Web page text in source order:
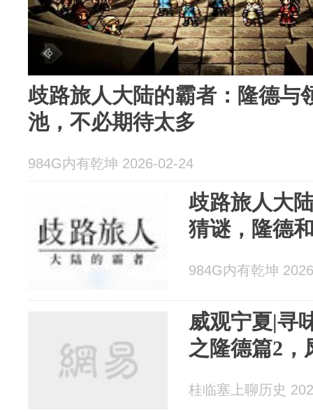
歧路旅人大陆的霸者：隆德与
池，不必期待太多
984G内有乾坤 2026-02-24
歧路旅人大
猜谜，隆德
984G内有乾坤
威观宁夏|寻
之隆德篇2，
桂临塞上聊历史